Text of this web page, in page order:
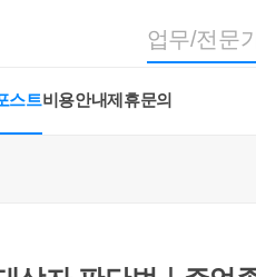
스트비용안내제휴문의